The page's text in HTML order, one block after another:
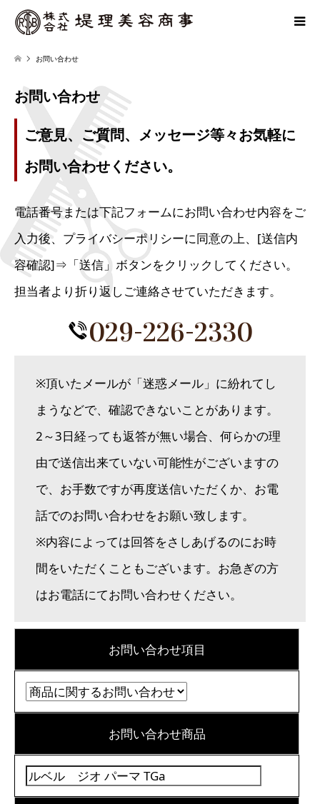
お問い合わせ
お問い合わせ
ご意見、ご質問、メッセージ等々お気軽に
お問い合わせください。
電話番号または下記フォームにお問い合わせ内容をご
入力後、プライバシーポリシーに同意の上、[送信内
容確認]⇒「送信」ボタンをクリックしてください。
担当者より折り返しご連絡させていただきます。
029-226-2330
※頂いたメールが「迷惑メール」に紛れてし
まうなどで、確認できないことがあります。
2～3日経っても返答が無い場合、何らかの理
由で送信出来ていない可能性がございますの
で、お手数ですが再度送信いただくか、お電
話でのお問い合わせをお願い致します。
※内容によっては回答をさしあげるのにお時
間をいただくこともございます。お急ぎの方
はお電話にてお問い合わせください。
お問い合わせ項目
お問い合わせ商品